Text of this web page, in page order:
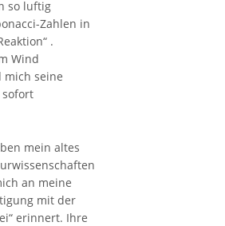
so luftig
Zahlen in
.
Wind
seine
mein altes
an meine
mit der
erinnert. Ihre